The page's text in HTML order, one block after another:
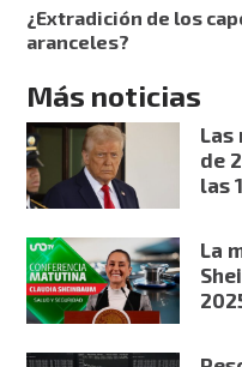
¿Extradición de los
aranceles?
Más noticias
Las
de
las
La